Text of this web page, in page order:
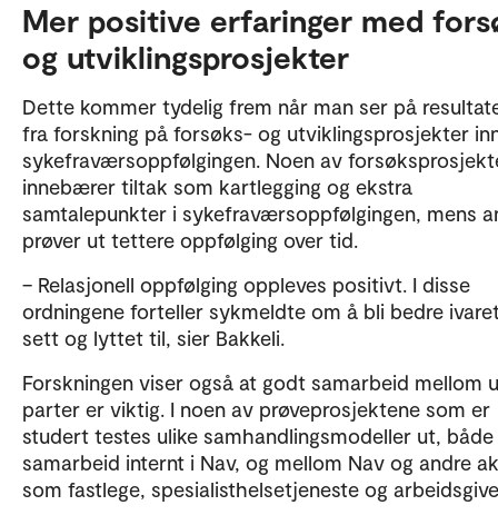
Mer positive erfaringer med
og utviklingsprosjekter
Dette kommer tydelig frem når man ser på
fra forskning på forsøks- og utviklingsprosjekter
sykefraværsoppfølgingen. Noen av
innebærer tiltak som kartlegging og ekstra
samtalepunkter i sykefraværsoppfølgingen, mens
prøver ut tettere oppfølging over tid.
– Relasjonell oppfølging oppleves positivt. I disse
ordningene forteller sykmeldte om å bli bedre
sett og lyttet til, sier Bakkeli.
Forskningen viser også at godt samarbeid mellom
parter er viktig. I noen av prøveprosjektene som er
studert testes ulike samhandlingsmodeller ut, både
samarbeid internt i Nav, og mellom Nav og andre
som fastlege, spesialisthelsetjeneste og